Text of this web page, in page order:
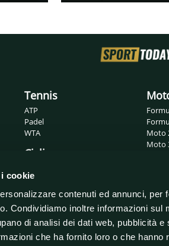
cookie
contenuti ed annunci, per
Condividiamo inoltre informazioni sul
di analisi dei dati web, pubblicità e
che ha fornito loro o che
Tennis
ATP
Padel
WTA
Ciclismo
Tour de France
Moto
Moto